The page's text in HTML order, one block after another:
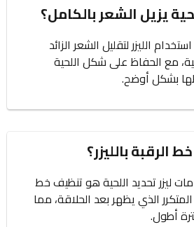
يزيل الشعر بالكامل؟
الليزر لتقليل الشعر الزائد
مع الحفاظ على شكل اللحية
بشكل أوضح.
بالليزر؟
ليزر تحديد اللحية هو تنظيف خط
الذي يظهر بعد الحلاقة، مما
أطول.